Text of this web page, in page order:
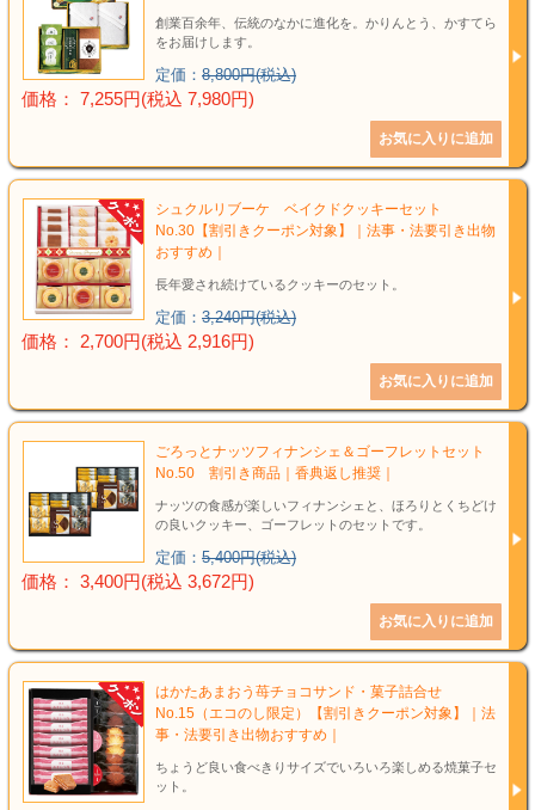
創業百余年、伝統のなかに進化を。かりんとう、かすてら
をお届けします。
定価： 8,800円(税込)
価格： 7,255円(税込 7,980円)
シュクルリブーケ ベイクドクッキーセット
No.30【割引きクーポン対象】｜法事・法要引き出物
おすすめ｜
長年愛され続けているクッキーのセット。
定価： 3,240円(税込)
価格： 2,700円(税込 2,916円)
ごろっとナッツフィナンシェ＆ゴーフレットセット
No.50 割引き商品｜香典返し推奨｜
ナッツの食感が楽しいフィナンシェと、ほろりとくちどけ
の良いクッキー、ゴーフレットのセットです。
定価： 5,400円(税込)
価格： 3,400円(税込 3,672円)
はかたあまおう苺チョコサンド・菓子詰合せ
No.15（エコのし限定）【割引きクーポン対象】｜法
事・法要引き出物おすすめ｜
ちょうど良い食べきりサイズでいろいろ楽しめる焼菓子セ
ット。